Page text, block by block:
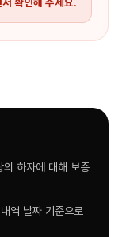
확인해 주세요.
의 하자에 대해 보증
역 날짜 기준으로